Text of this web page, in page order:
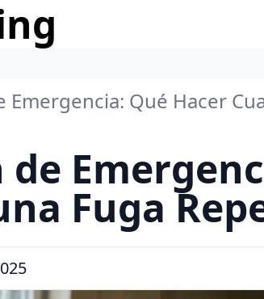
Qué Hacer
Fuga